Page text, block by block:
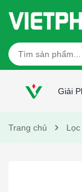
Giải
Trang chủ